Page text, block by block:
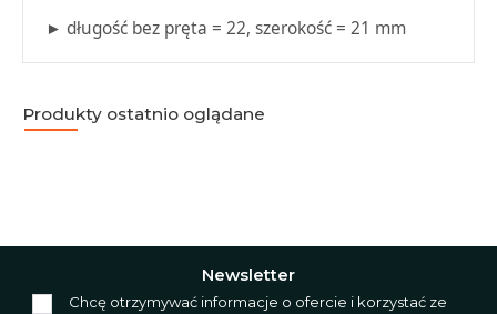
► długość bez pręta = 22, szerokość = 21 mm
Produkty ostatnio oglądane
Newsletter
Chcę otrzymywać informacje o ofercie i korzystać ze